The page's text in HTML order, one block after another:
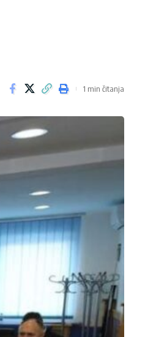
1 min čitanja